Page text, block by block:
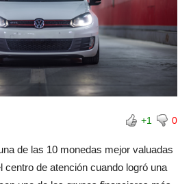
+1 0
de las 10 monedas mejor valuadas
centro de atención cuando logró una